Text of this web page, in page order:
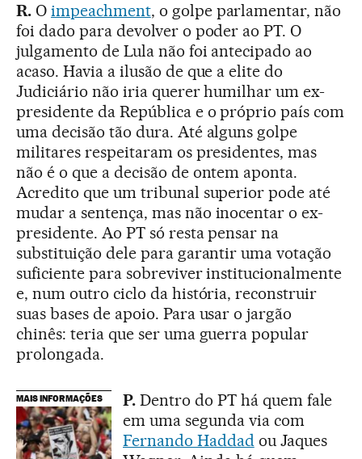
R. O impeachment, o golpe parlamentar, não
foi dado para devolver o poder ao PT. O
julgamento de Lula não foi antecipado ao
acaso. Havia a ilusão de que a elite do
Judiciário não iria querer humilhar um ex-
presidente da República e o próprio país com
uma decisão tão dura. Até alguns golpe
militares respeitaram os presidentes, mas
não é o que a decisão de ontem aponta.
Acredito que um tribunal superior pode até
mudar a sentença, mas não inocentar o ex-
presidente. Ao PT só resta pensar na
substituição dele para garantir uma votação
suficiente para sobreviver institucionalmente
e, num outro ciclo da história, reconstruir
suas bases de apoio. Para usar o jargão
chinês: teria que ser uma guerra popular
prolongada.
MAIS INFORMAÇÕES P.Dentro do PT há quem fale
em uma segunda via com
Fernando Haddadou Jaques